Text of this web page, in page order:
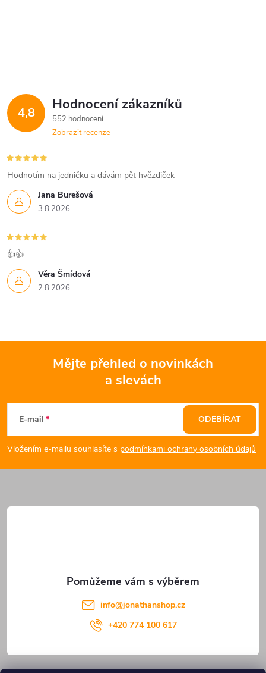
4,8 Hodnocení zákazníků
552 hodnocení
Zobrazit recenze
Jana Burešová
3.8.2026
Hodnotím na jedničku a dávám pět hvězdiček
Věra Šmídová
2.8.2026
👍👍
p
a
t
Mějte přehled o novinkách
a slevách
E-mail
Vložením e-mailu souhlasíte s podmínkami ochrany osobních údajů
ODEBÍRAT
info@jonathanshop.cz
+420 774 100 617